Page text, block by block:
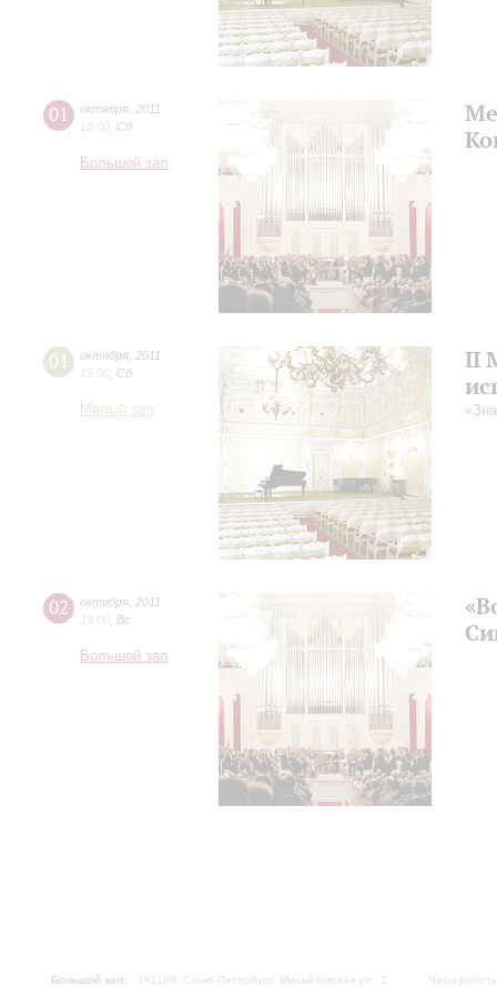
01 октября 2011
16:00 Сб
Большой зал
01 октября 2011
19:00 Сб
Малый зал
II
02 октября 2011
19:00 Вс
Большой зал
Большой зал:
191186, Санкт-Петербург, Михайловская ул., 2
Часы